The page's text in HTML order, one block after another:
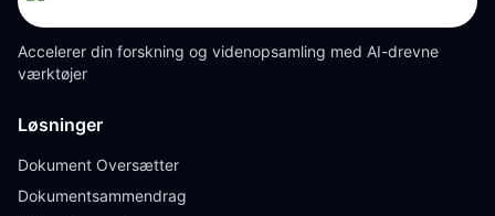
Accelerer din forskning og videnopsamling med AI-drevne
værktøjer
Løsninger
Dokument Oversætter
Dokumentsammendrag